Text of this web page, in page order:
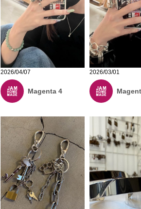
2026/04/07
Magenta 4
2026/03/01